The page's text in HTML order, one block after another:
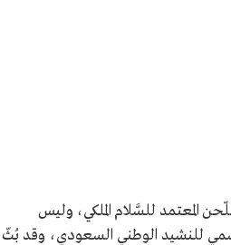
المعتمد للسَّلام الملكي، وليس
29 يونيو 1984م هو يوم الميلاد الرسمي للنشيد الوطني السعودي، وقد بُثّ